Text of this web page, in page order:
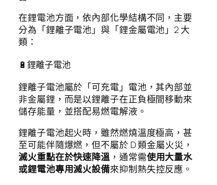
在鋰電池方面，依內部化學結構不同，主要
分為「鋰離子電池」與「鋰金屬電池」2 大
類：
🔋鋰離子電池
鋰離子電池屬於「可充電」電池，其內部並
非金屬鋰，而是以鋰離子在正負極間移動來
儲存能量，並搭配易燃電解液。
鋰離子電池起火時，雖然燃燒溫度極高，甚
至可能伴隨爆燃，但不屬於 D 類金屬火災，
滅火重點在於快速降溫 ，通常需使用大量水
或鋰電池專用滅火設備來抑制熱失控反應。